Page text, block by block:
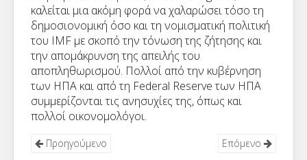
καλείται μια ακόμη φοράνα χαλαρώσειτόσοτη
δημοσιονομική όσο και τη νομισματική πολιτική
του IMF με σκοπό την τόνωση της ζήτησης και
την απομάκρυνση της απειλής του
αποπληθωρισμού. Πολλοί από την κυβέρνηση
των ΗΠΑ και από τη Federal Reserve των ΗΠΑ
συμμερίζονται τις ανησυχίες της, όπως και
πολλοί οικονομολόγοι.
Προηγούμενο Επόμενο